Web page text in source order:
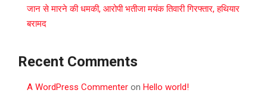
जान से मारने की धमकी, आरोपी भतीजा मयंक तिवारी गिरफ्तार, हथियार
बरामद
Recent Comments
A WordPress Commenter on Hello world!